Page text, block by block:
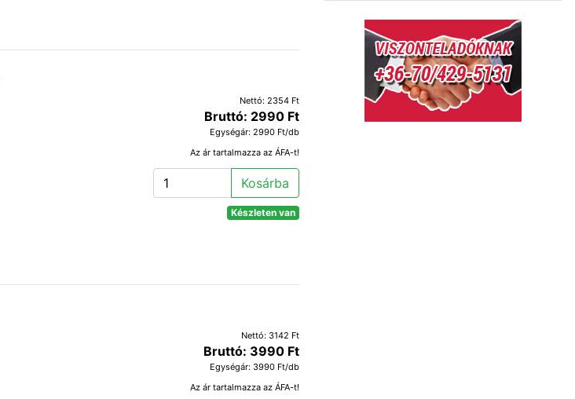
Nettó: 2354 Ft
Bruttó: 2990 Ft
Egységár: 2990 Ft/db
Az ár tartalmazza az ÁFA-t!
Kosárba
Készleten van
Nettó: 3142 Ft
Bruttó: 3990 Ft
Egységár: 3990 Ft/db
Az ár tartalmazza az ÁFA-t!